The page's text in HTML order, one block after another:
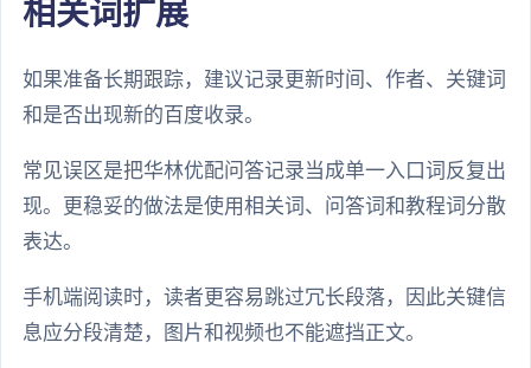
相关词扩展
如果准备长期跟踪，建议记录更新时间、作者、关键词
和是否出现新的百度收录。
常见误区是把华林优配问答记录当成单一入口词反复出
现。更稳妥的做法是使用相关词、问答词和教程词分散
表达。
手机端阅读时，读者更容易跳过冗长段落，因此关键信
息应分段清楚，图片和视频也不能遮挡正文。